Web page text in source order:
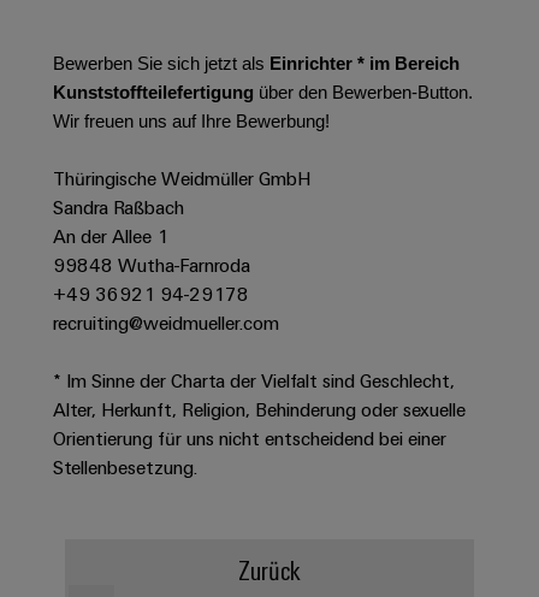
Schienenfahrzeuge
Moderne
und
für
klimafreundliche
Mobilitat
im
Bahnverkehr
Schiffbau
Verbindungslösungen
für
die
maritime
Industrie
Abwasseraufbereitung
Leiterplattenklemmen
PCB
Services
Original
Equipment
Manufacturer
(OEM)
Remote
Access
&
Cloud-
Services
Industrial
Service
Platform
Werkstatt
&
dem Kindel
Unser
neues
Bewerben Sie sich jetzt als Einrichter * im Bereich
Kunststoffteilefertigung über den Bewerben-Button.
Wir freuen uns auf Ihre Bewerbung!
Thüringische Weidmüller GmbH
Sandra Raßbach
An der Allee 1
99848 Wutha-Farnroda
+49 36921 94-29178
recruiting@weidmueller.com
* Im Sinne der Charta der Vielfalt sind Geschlecht,
Alter, Herkunft, Religion, Behinderung oder sexuelle
Orientierung für uns nicht entscheidend bei einer
Stellenbesetzung.
Zurück